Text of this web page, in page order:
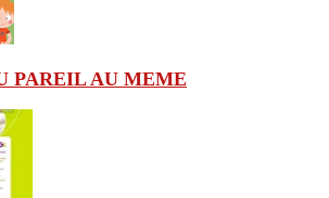
PAREIL AU MEME